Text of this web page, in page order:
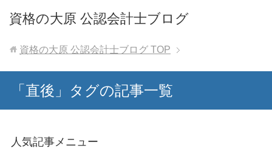
資格の大原 公認会計士ブログ
資格の大原 公認会計士ブログ TOP
「直後」タグの記事一覧
人気記事メニュー